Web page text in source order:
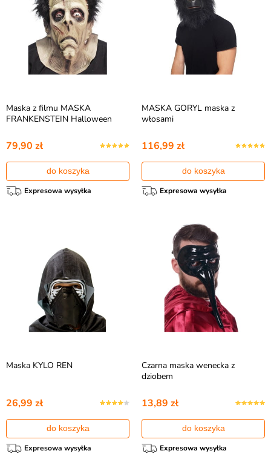
Maska z filmu MASKA
FRANKENSTEIN Halloween
79,90 zł
do koszyka
Expresowa wysyłka
MASKA GORYL maska z
włosami
116,99 zł
do koszyka
Expresowa wysyłka
Maska KYLO REN
26,99 zł
do koszyka
Expresowa wysyłka
Czarna maska wenecka z
dziobem
13,89 zł
do koszyka
Expresowa wysyłka